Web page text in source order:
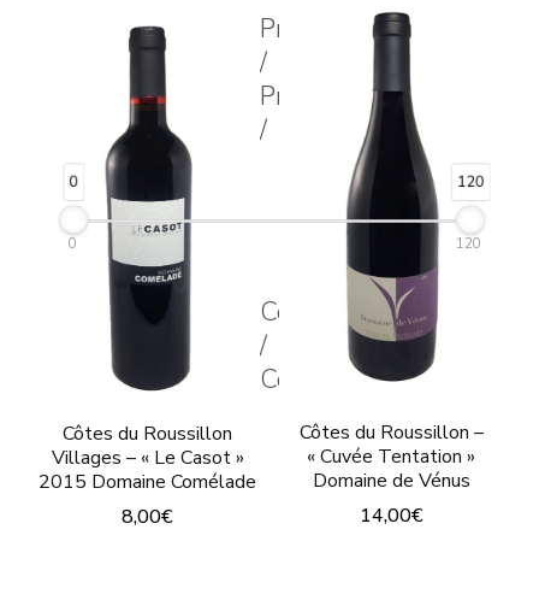
variations.
Les
options
peuvent
choisies
la
page
produit
Côtes du Roussillon
Villages – « Le Casot »
2015 Domaine Comélade
8,00€
Côtes du Roussillon –
« Cuvée Tentation »
Domaine de Vénus
14,00€
Prix
/
Price
/
0 120
0 120
Couleur
/
Color